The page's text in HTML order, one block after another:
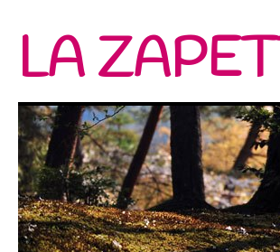
LA